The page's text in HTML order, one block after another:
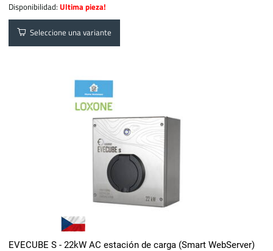
Disponibilidad:Ultima pieza!
Seleccione una variante
EVECUBE S - 22kW AC estación de carga (Smart WebServer)